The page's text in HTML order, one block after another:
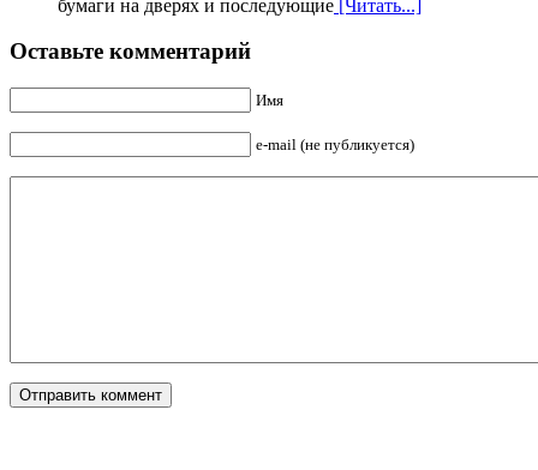
бумаги на дверях и последующие [Читать...]
Оставьте комментарий
Имя
e-mail (не публикуется)